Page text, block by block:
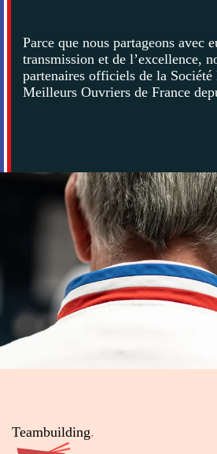
Parce que nous partageons avec
transmission et de l’excellence,
partenaires officiels de la Société
Meilleurs Ouvriers de France
Teambuilding.